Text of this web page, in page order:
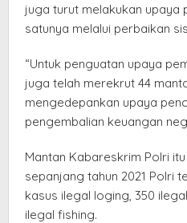
juga turut melakukan upaya
satunya melalui perbaikan
“Untuk penguatan upaya
juga telah merekrut 44
mengedepankan upaya
pengembalian keuangan
Mantan Kabareskrim Polri
sepanjang tahun 2021 Polri
kasus ilegal loging, 350
ilegal fishing.